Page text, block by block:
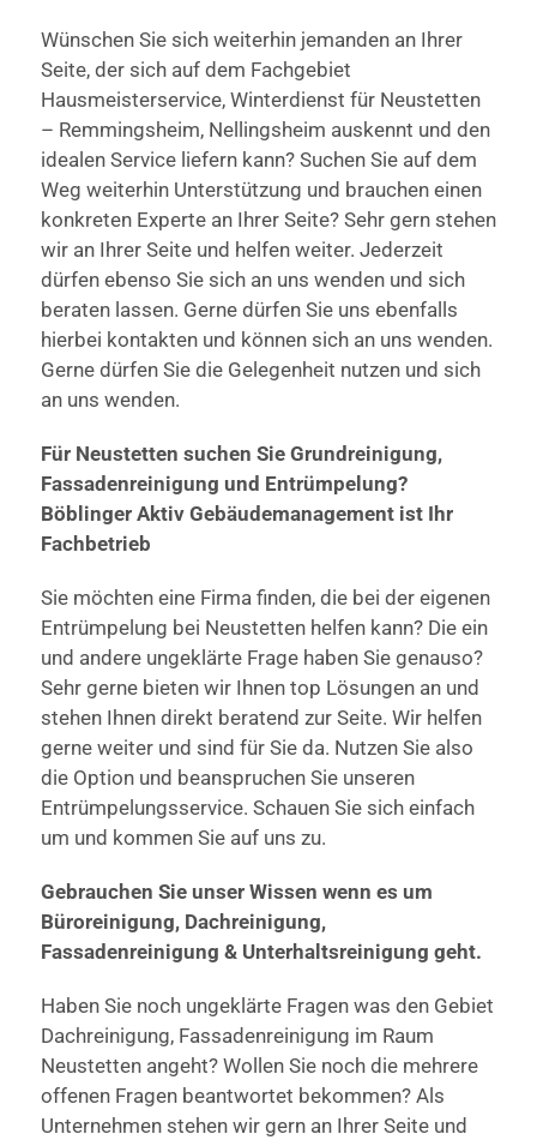
Wünschen Sie sich weiterhin jemanden an Ihrer
Seite, der sich auf dem Fachgebiet
Hausmeisterservice, Winterdienst für Neustetten
– Remmingsheim, Nellingsheim auskennt und den
idealen Service liefern kann? Suchen Sie auf dem
Weg weiterhin Unterstützung und brauchen einen
konkreten Experte an Ihrer Seite? Sehr gern stehen
wir an Ihrer Seite und helfen weiter. Jederzeit
dürfen ebenso Sie sich an uns wenden und sich
beraten lassen. Gerne dürfen Sie uns ebenfalls
hierbei kontakten und können sich an uns wenden.
Gerne dürfen Sie die Gelegenheit nutzen und sich
an uns wenden.
Für Neustetten suchen Sie Grundreinigung,
Fassadenreinigung und Entrümpelung?
Böblinger Aktiv Gebäudemanagement ist Ihr
Fachbetrieb
Sie möchten eine Firma finden, die bei der eigenen
Entrümpelung bei Neustetten helfen kann? Die ein
und andere ungeklärte Frage haben Sie genauso?
Sehr gerne bieten wir Ihnen top Lösungen an und
stehen Ihnen direkt beratend zur Seite. Wir helfen
gerne weiter und sind für Sie da. Nutzen Sie also
die Option und beanspruchen Sie unseren
Entrümpelungsservice. Schauen Sie sich einfach
um und kommen Sie auf uns zu.
Gebrauchen Sie unser Wissen wenn es um
Büroreinigung, Dachreinigung,
Fassadenreinigung & Unterhaltsreinigung geht.
Haben Sie noch ungeklärte Fragen was den Gebiet
Dachreinigung, Fassadenreinigung im Raum
Neustetten angeht? Wollen Sie noch die mehrere
offenen Fragen beantwortet bekommen? Als
Unternehmen stehen wir gern an Ihrer Seite und